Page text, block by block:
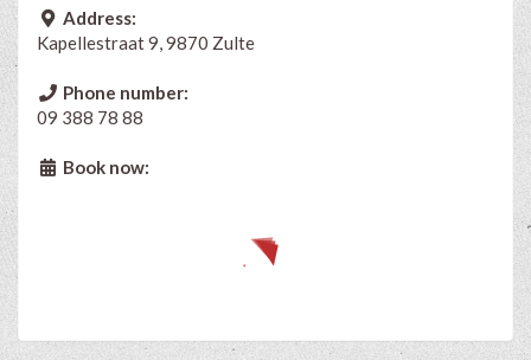
Address:
Kapellestraat 9, 9870 Zulte
Phone number:
09 388 78 88
Book now: